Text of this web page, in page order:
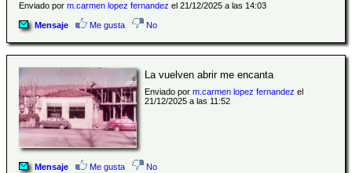
Enviado por m.carmen lopez fernandez el 21/12/2025 a las 14:03
Mensaje Me gusta No
La vuelven abrir me encanta
Enviado por m.carmen lopez fernandez el
21/12/2025 a las 11:52
Mensaje Me gusta No